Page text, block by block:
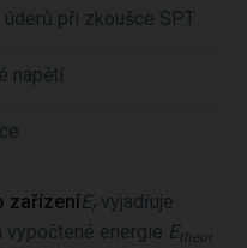
při zkoušce SPT
napětí
zařízeníE r vyjadřuje
vypočtené energie E theor